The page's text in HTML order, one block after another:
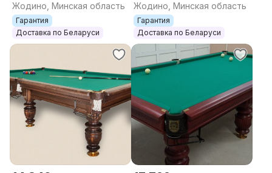
Жодино, Минская область
Гарантия
Доставка по Беларуси
Жодино, Минская область
Гарантия
Доставка по Беларуси